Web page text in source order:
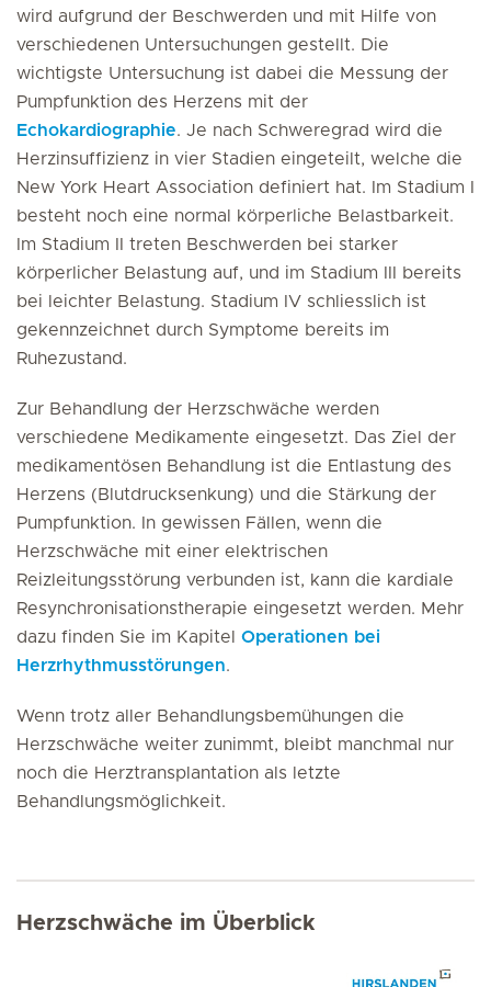
wird aufgrund der Beschwerden und mit Hilfe von
verschiedenen Untersuchungen gestellt. Die
wichtigste Untersuchung ist dabei die Messung der
Pumpfunktion des Herzens mit der
Echokardiographie. Je nach Schweregrad wird die
Herzinsuffizienz in vier Stadien eingeteilt, welche die
New York Heart Association definiert hat. Im Stadium I
besteht noch eine normal körperliche Belastbarkeit.
Im Stadium II treten Beschwerden bei starker
körperlicher Belastung auf, und im Stadium III bereits
bei leichter Belastung. Stadium IV schliesslich ist
gekennzeichnet durch Symptome bereits im
Ruhezustand.
Zur Behandlung der Herzschwäche werden
verschiedene Medikamente eingesetzt. Das Ziel der
medikamentösen Behandlung ist die Entlastung des
Herzens (Blutdrucksenkung) und die Stärkung der
Pumpfunktion. In gewissen Fällen, wenn die
Herzschwäche mit einer elektrischen
Reizleitungsstörung verbunden ist, kann die kardiale
Resynchronisationstherapie eingesetzt werden. Mehr
dazu finden Sie im Kapitel Operationen bei
Herzrhythmusstörungen.
Wenn trotz aller Behandlungsbemühungen die
Herzschwäche weiter zunimmt, bleibt manchmal nur
noch die Herztransplantation als letzte
Behandlungsmöglichkeit.
Herzschwäche im Überblick